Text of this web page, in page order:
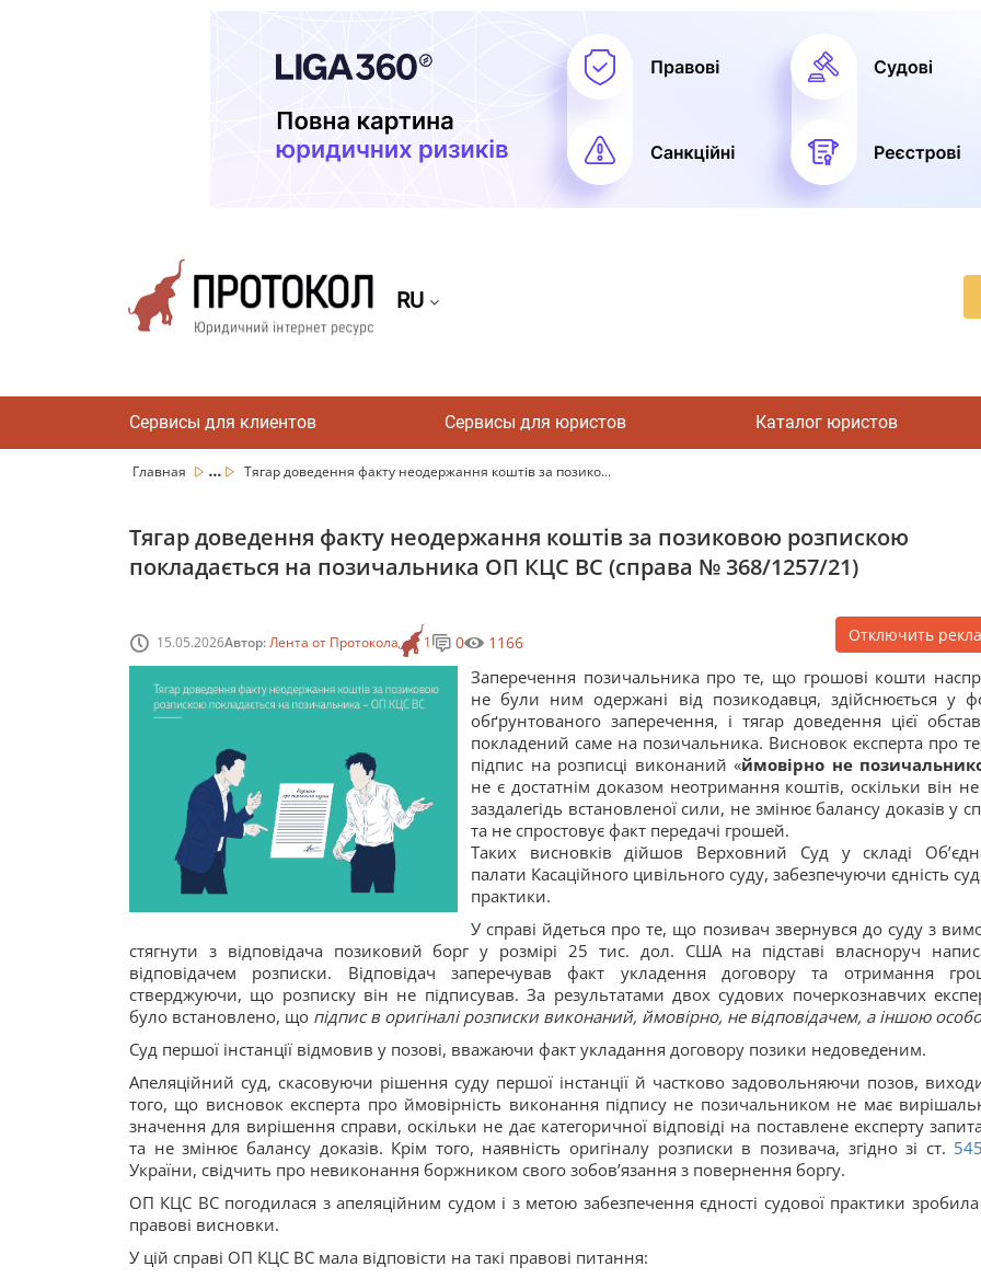
RU
Сервисы для клиентов Сервисы для юристов Каталог юристов
Главная ... Тягар доведення факту неодержання коштів за позико...
Тягар доведення факту неодержання коштів за позиковою розпискою
покладається на позичальника ОП КЦС ВС (справа № 368/1257/21)
15.05.2026Автор:Лента от Протокола 1 0 1166 Отключить
Заперечення позичальника про те, що грошові кошти
не були ним одержані від позикодавця, здійснюється у
обґрунтованого заперечення, і тягар доведення цієї
покладений саме на позичальника. Висновок експерта про
підпис на розписці виконаний «ймовірно не
не є достатнім доказом неотримання коштів, оскільки він
заздалегідь встановленої сили, не змінює балансу доказів у
та не спростовує факт передачі грошей.
Таких висновків дійшов Верховний Суд у складі
палати Касаційного цивільного суду, забезпечуючи єдність
практики.
У справі йдеться про те, що позивач звернувся до суду з
стягнути з відповідача позиковий борг у розмірі 25 тис. дол. США на підставі власноруч
відповідачем розписки. Відповідач заперечував факт укладення договору та отримання
стверджуючи, що розписку він не підписував. За результатами двох судових почеркознавчих
було встановлено, що підпис в оригіналі розписки виконаний, ймовірно, не відповідачем, а іншою
Суд першої інстанції відмовив у позові, вважаючи факт укладання договору позики недоведеним.
Апеляційний суд, скасовуючи рішення суду першої інстанції й частково задовольняючи позов,
того, що висновок експерта про ймовірність виконання підпису не позичальником не має
значення для вирішення справи, оскільки не дає категоричної відповіді на поставлене експерту
та не змінює балансу доказів. Крім того, наявність оригіналу розписки в позивача, згідно зі ст. 545
України, свідчить про невиконання боржником свого зобов’язання з повернення боргу.
ОП КЦС ВС погодилася з апеляційним судом і з метою забезпечення єдності судової практики зробила
правові висновки.
У цій справі ОП КЦС ВС мала відповісти на такі правові питання: